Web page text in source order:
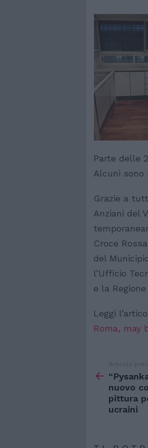
Parte delle
Alcuni
Grazie a
Anziani del
Croce
del
l’Ufficio
e la
Leggi
Roma, may
di
Articolo
nuovo
pittura
ucraini